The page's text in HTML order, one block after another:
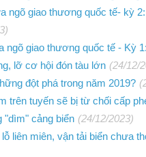
ngõ giao thương quốc tế- kỳ
ngõ giao thương quốc tế - Kỳ
lỡ cơ hội đón tàu lớn (24/12/
đột phá trong năm 2019?
trên tuyến sẽ bị từ chối cấp
"dìm" cảng biển (24/12/2023)
liên miên, vận tải biển chưa